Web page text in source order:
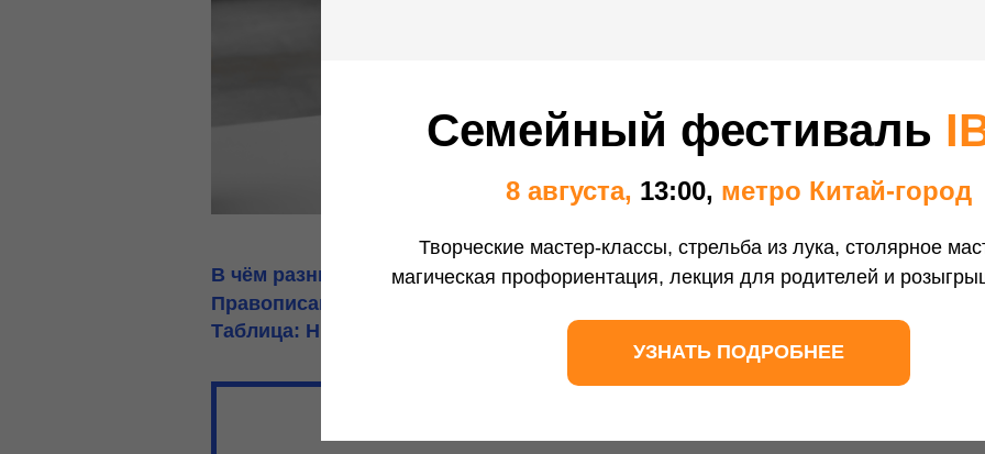
Семейный фестиваль
8 августа, 13:00, метро Китай-город
Творческие мастер-классы, стрельба из лука, столярное
магическая профориентация, лекция для родителей и
УЗНАТЬ ПОДРОБНЕЕ
В чём разница между НЕ и НИ / Правописание НЕ с разными частями речи /
Правописание НИ с разными частями речи
Таблица: НЕ и НИ с разными частями речи